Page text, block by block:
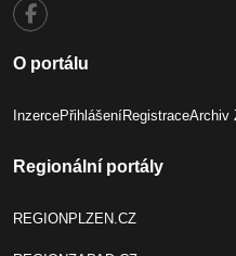
O portálu
InzercePřihlášeníRegistraceArchiv
Regionální portály
REGIONPLZEN.CZ